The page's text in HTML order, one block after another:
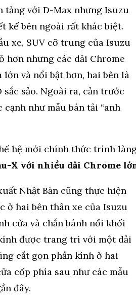
tảng với D-Max nhưng Isuzu
kế bên ngoài rất khác biệt.
xe, SUV cỡ trung của Isuzu
hơn nhưng các dải Chrome
lớn và nổi bật hơn, hai bên là
sắc sảo. Ngoài ra, cản trước
như mẫu bán tải “anh
X với nhiều dải Chrome
Nhật Bản cũng thực hiện
ở hai bên thân xe của Isuzu
cửa và chắn bánh nổi khối
được trang trí với một dải
cắt gọn phần kính ở hai
cốp phía sau như các mẫu
đây.